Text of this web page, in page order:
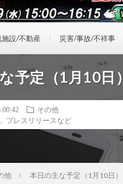
施設/不動産 災害/事故/不祥事
予定（1月10日）
その他
プレスリリースなど
他 本日の主な予定（1月10日）